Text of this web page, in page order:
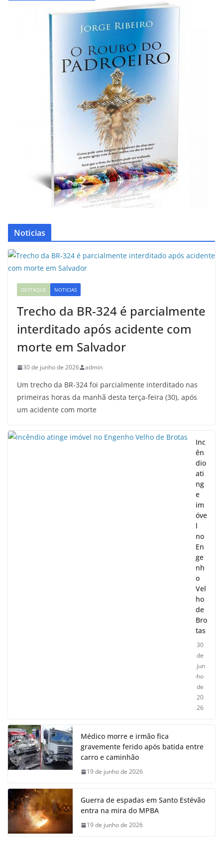
Noticias
DESTAQUE NOTICIAS
Trecho da BR-324 é parcialmente
interditado após acidente com
morte em Salvador
30 de junho de 2026 admin
Um trecho da BR-324 foi parcialmente interditado nas
primeiras horas da manhã desta terça-feira (30), após
um acidente com morte
Inc
ên
dio
ati
ng
e
im
óve
l
no
En
ge
nh
o
Vel
ho
de
Bro
tas
30
de
jun
ho
de
20
26
Médico morre e irmão fica
gravemente ferido após batida entre
carro e caminhão
19 de junho de 2026
Guerra de espadas em Santo Estévão
entra na mira do MPBA
19 de junho de 2026